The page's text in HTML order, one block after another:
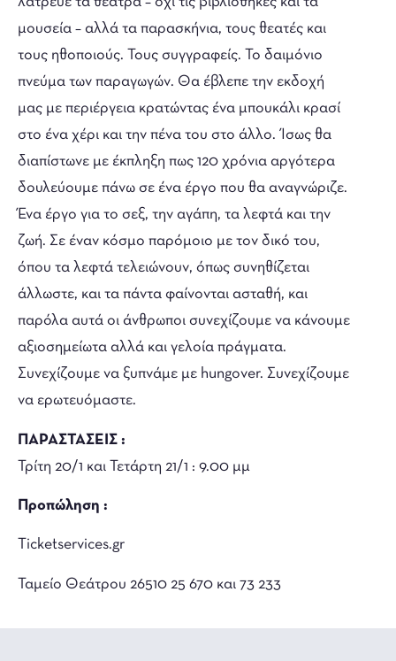
μουσεία – αλλά τα παρασκήνια, τους θεατές και
τους ηθοποιούς. Τους συγγραφείς. Το δαιμόνιο
πνεύμα των παραγωγών. Θα έβλεπε την εκδοχή
μας με περιέργεια κρατώντας ένα μπουκάλι κρασί
στο ένα χέρι και την πένα του στο άλλο. Ίσως θα
διαπίστωνε με έκπληξη πως 120 χρόνια αργότερα
δουλεύουμε πάνω σε ένα έργο που θα αναγνώριζε.
Ένα έργο για το σεξ, την αγάπη, τα λεφτά και την
ζωή. Σε έναν κόσμο παρόμοιο με τον δικό του,
όπου τα λεφτά τελειώνουν, όπως συνηθίζεται
άλλωστε, και τα πάντα φαίνονται ασταθή, και
παρόλα αυτά οι άνθρωποι συνεχίζουμε να κάνουμε
αξιοσημείωτα αλλά και γελοία πράγματα.
Συνεχίζουμε να ξυπνάμε με hungover. Συνεχίζουμε
να ερωτευόμαστε.
ΠΑΡΑΣΤΑΣΕΙΣ :
Τρίτη 20/1 και Τετάρτη 21/1 : 9.00 μμ
Προπώληση :
Ticketservices.gr
Ταμείο Θεάτρου 26510 25 670 και 73 233